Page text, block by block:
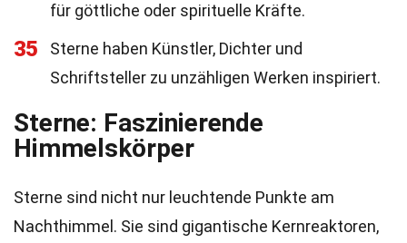
für göttliche oder spirituelle Kräfte.
35
Sterne haben Künstler, Dichter und
Schriftsteller zu unzähligen Werken inspiriert.
Sterne: Faszinierende
Himmelskörper
Sterne sind nicht nur leuchtende Punkte am
Nachthimmel. Sie sind gigantische Kernreaktoren,